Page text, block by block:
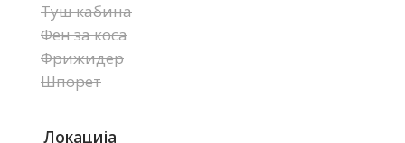
Туш кабина
Фен за коса
Фрижидер
Шпорет
Локација